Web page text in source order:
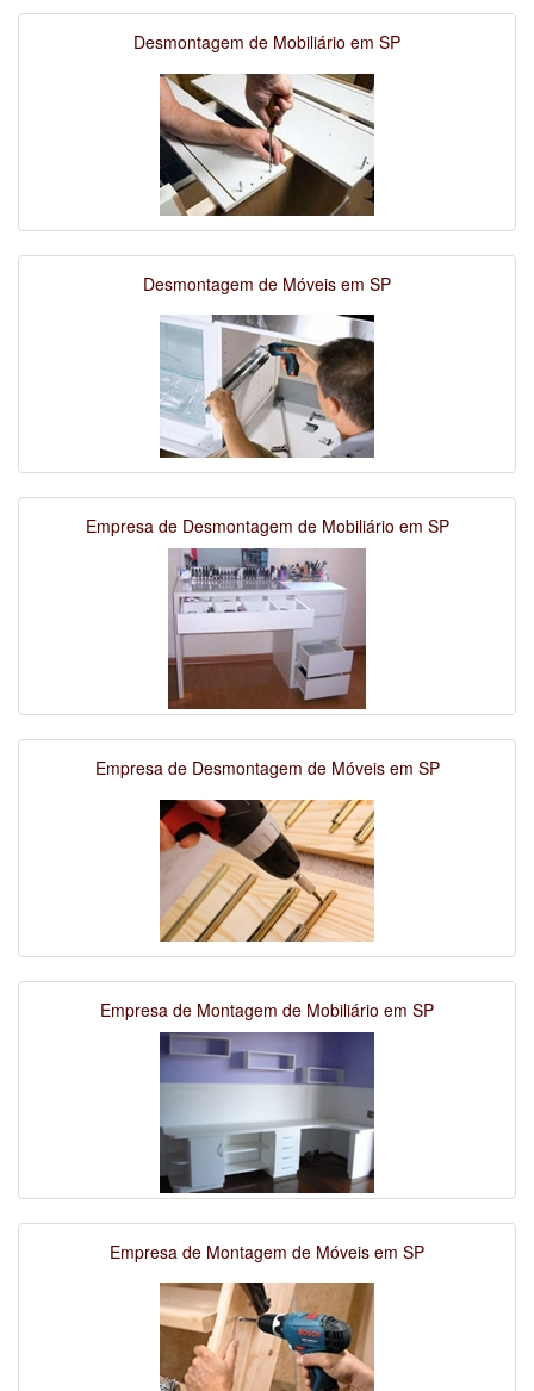
Desmontagem de Mobiliário em SP
Desmontagem de Móveis em SP
Empresa de Desmontagem de Mobiliário em SP
Empresa de Desmontagem de Móveis em SP
Empresa de Montagem de Mobiliário em SP
Empresa de Montagem de Móveis em SP